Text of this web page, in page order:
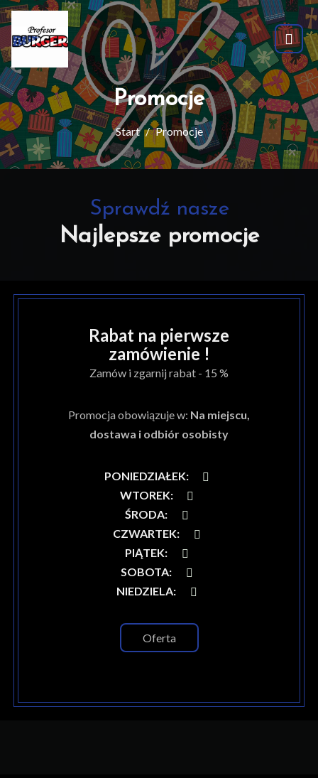
Promocje
Start Promocje
Sprawdź nasze
Najlepsze promocje
Rabat na pierwsze
zamówienie !
Zamów i zgarnij rabat - 15 %
Promocja obowiązuje w: Na miejscu,
dostawa i odbiór osobisty
PONIEDZIAŁEK:
WTOREK:
ŚRODA:
CZWARTEK:
PIĄTEK:
SOBOTA:
NIEDZIELA:
Oferta